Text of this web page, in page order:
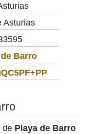
Asturias
Barro
de Playa de Barro